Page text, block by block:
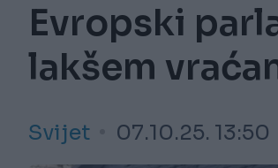
Evropski
lakšem
Svijet 07.10.25. 13:50